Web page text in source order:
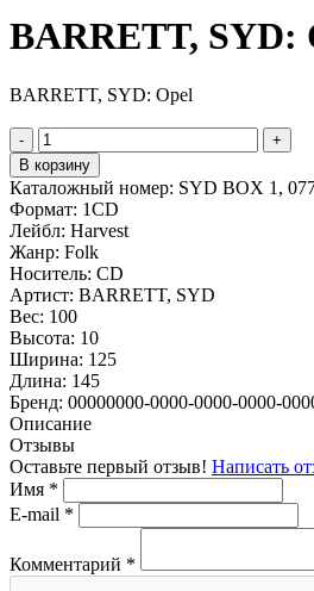
BARRETT, SYD:
BARRETT, SYD: Opel
-
+
В корзину
Каталожный номер: SYD BOX 1,
Формат: 1CD
Лейбл: Harvest
Жанр: Folk
Носитель: CD
Артист: BARRETT, SYD
Вес: 100
Высота: 10
Ширина: 125
Длина: 145
Бренд: 00000000-0000-0000-0000-
Описание
Отзывы
Оставьте первый отзыв! Написать
Имя *
E-mail *
Комментарий *